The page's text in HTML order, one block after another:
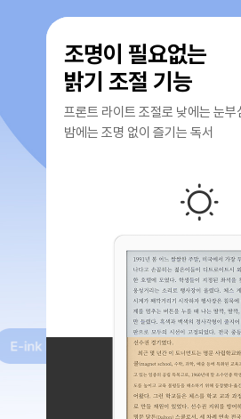
조명이 필요없는
밝기 조절 기능
프론트 라이트 조절로 낮에는 눈부
밤에는 조명 없이 즐기는 독서